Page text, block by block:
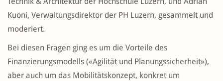
Kuoni, Verwaltungsdirektor der PH Luzern, gesammelt und
moderiert.
Bei diesen Fragen ging es um die Vorteile des
Finanzierungsmodells («Agilität und Planungssicherheit»),
aber auch um das Mobilitätskonzept, konkret um